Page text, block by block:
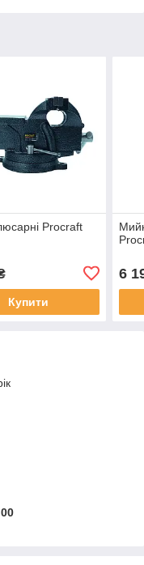
Procraft
Купити
6